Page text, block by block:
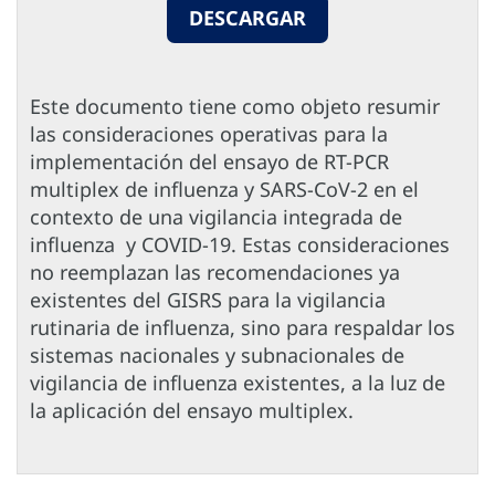
DESCARGAR
Este documento tiene como objeto resumir
las consideraciones operativas para la
implementación del ensayo de RT-PCR
multiplex de influenza y SARS-CoV-2 en el
contexto de una vigilancia integrada de
influenza y COVID-19. Estas consideraciones
no reemplazan las recomendaciones ya
existentes del GISRS para la vigilancia
rutinaria de influenza, sino para respaldar los
sistemas nacionales y subnacionales de
vigilancia de influenza existentes, a la luz de
la aplicación del ensayo multiplex.